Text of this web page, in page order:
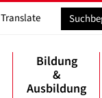
Translate
Bildung
&
Ausbildung